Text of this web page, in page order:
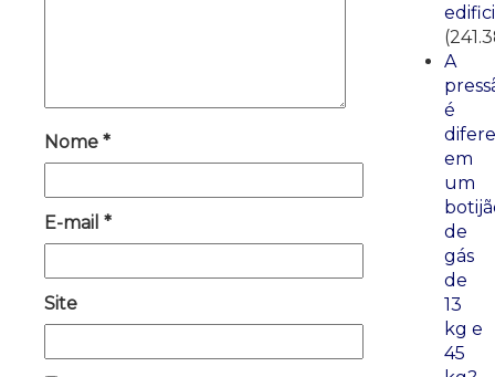
Nome *
E-mail *
Site
A
é
em
um
de
gás
de
13
kg e
45